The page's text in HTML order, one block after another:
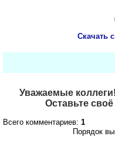
Скачать
Уважаемые
Оставьте
Всего комментариев: 1
Порядок